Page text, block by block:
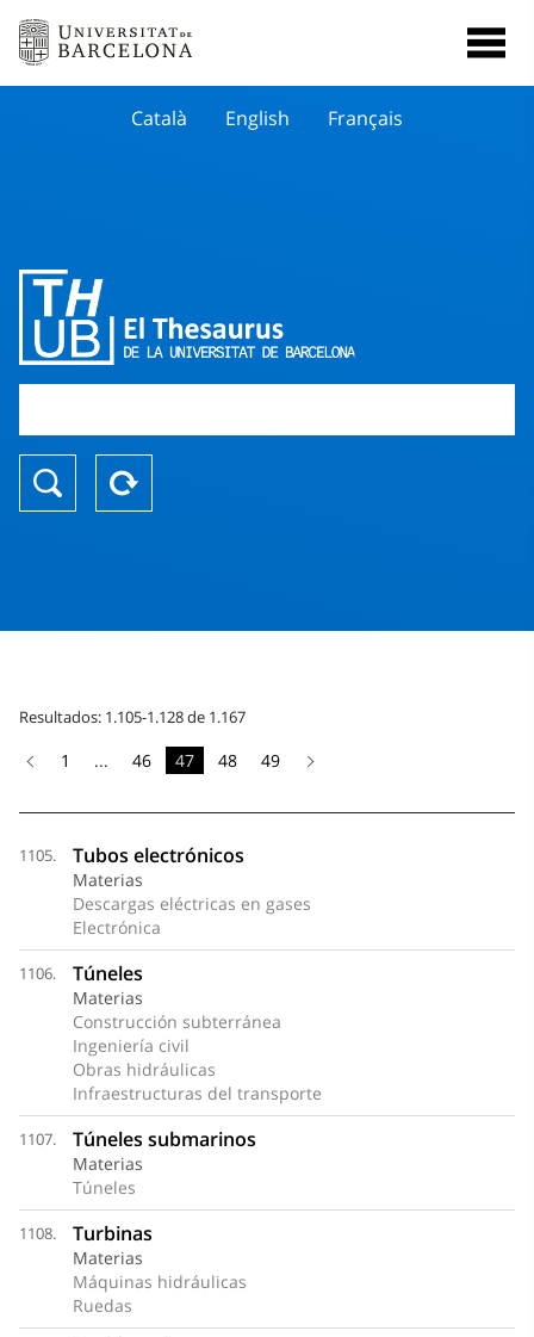
Català English Français
Resultados: 1.105-1.128 de 1.167
1 ... 46 47 48 49
1105. Tubos electrónicos
Materias
Descargas eléctricas en gases
Electrónica
1106. Túneles
Materias
Construcción subterránea
Ingeniería civil
Obras hidráulicas
Infraestructuras del transporte
1107. Túneles submarinos
Materias
Túneles
1108. Turbinas
Materias
Máquinas hidráulicas
Ruedas